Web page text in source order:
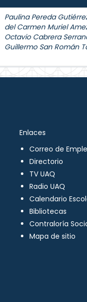
Paulina Pereda
del Carmen Muriel
Octavio Cabrera
Guillermo San Román
Enlaces
Correo de
Directorio
TV UAQ
Radio UAQ
Calendario
Bibliotecas
Contraloría
Mapa de sitio